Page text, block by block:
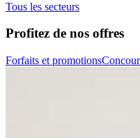
Tous les secteurs
Profitez de nos offres
Forfaits et promotions